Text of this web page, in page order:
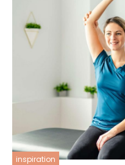
inspiration